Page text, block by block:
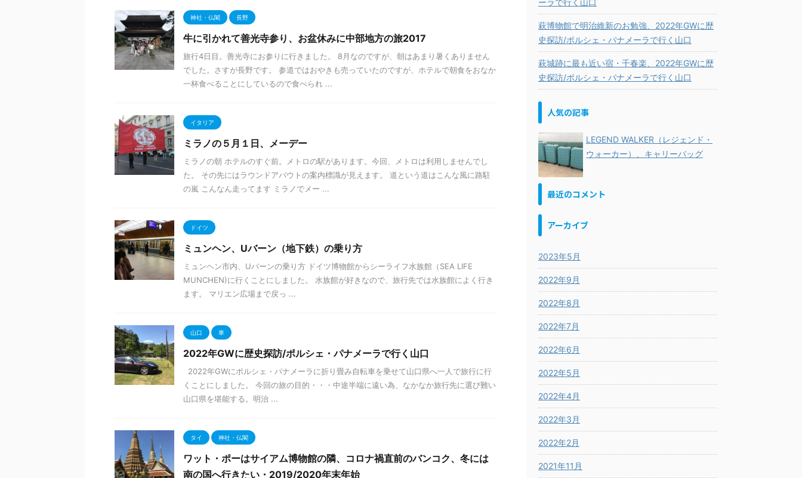
神社・仏閣 長野
牛に引かれて善光寺参り、お盆休みに中部地方の旅2017
旅行4日目。善光寺にお参りに行きました。 8月なのですが、朝はあまり暑くありません
でした。さすが長野です。 参道ではおやきも売っていたのですが、ホテルで朝食をおなか
一杯食べることにしているので食べられ ...
イタリア
ミラノの５月１日、メーデー
ミラノの朝 ホテルのすぐ前。メトロの駅があります。今回、メトロは利用しませんでし
た。 その先にはラウンドアバウトの案内標識が見えます。 道という道はこんな風に路駐
の嵐 こんなん走ってます ミラノでメー ...
ドイツ
ミュンヘン、Uバーン（地下鉄）の乗り方
ミュンヘン市内、Uバーンの乗り方 ドイツ博物館からシーライフ水族館（SEA LIFE
MUNCHEN)に行くことにしました。 水族館が好きなので、旅行先では水族館によく行き
ます。 マリエン広場まで戻っ ...
山口 車
2022年GWに歴史探訪/ポルシェ・パナメーラで行く山口
2022年GWにポルシェ・パナメーラに折り畳み自転車を乗せて山口県へ一人で旅行に行
くことにしました。 今回の旅の目的・・・中途半端に遠い為、なかなか旅行先に選び難い
山口県を堪能する。明治 ...
タイ 神社・仏閣
ワット・ポーはサイアム博物館の隣、コロナ禍直前のバンコク、冬には
南の国へ行きたい・2019/2020年末年始
ーラで行く山口
萩博物館で明治維新のお勉強、2022年GWに歴
史探訪/ポルシェ・パナメーラで行く山口
萩城跡に最も近い宿・千春楽、2022年GWに歴
史探訪/ポルシェ・パナメーラで行く山口
人気の記事
LEGEND WALKER（レジェンド・
ウォーカー）、キャリーバッグ
最近のコメント
アーカイブ
2023年5月
2022年9月
2022年8月
2022年7月
2022年6月
2022年5月
2022年4月
2022年3月
2022年2月
2021年11月